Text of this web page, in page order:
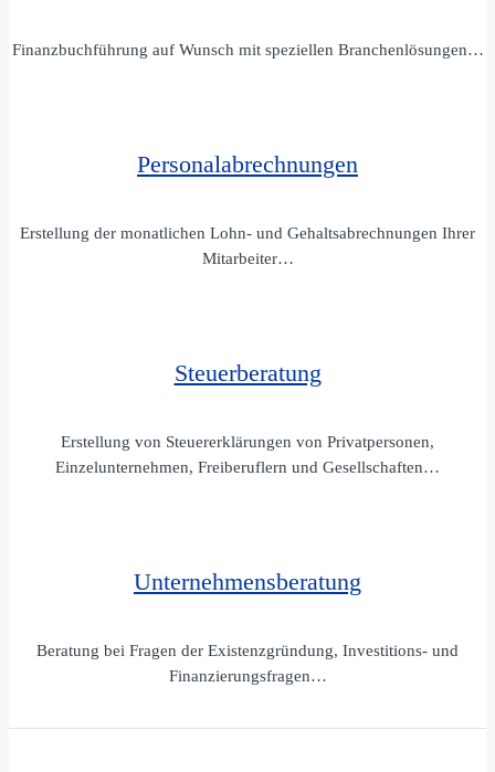
Finanzbuchführung auf Wunsch mit speziellen Branchenlösungen…
Personalabrechnungen
Erstellung der monatlichen Lohn- und Gehaltsabrechnungen Ihrer
Mitarbeiter…
Steuerberatung
Erstellung von Steuererklärungen von Privatpersonen,
Einzelunternehmen, Freiberuflern und Gesellschaften…
Unternehmensberatung
Beratung bei Fragen der Existenzgründung, Investitions- und
Finanzierungsfragen…